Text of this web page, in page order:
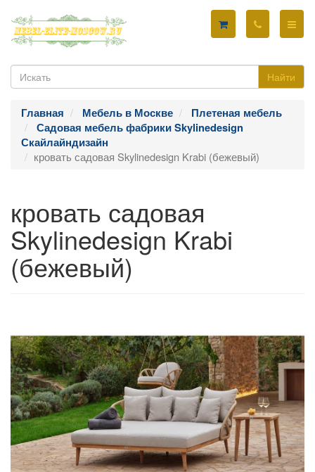
Найти
Главная Мебель в Москве
Плетеная мебель
Садовая мебель фабрики Skylinedesign
Скайлайндизайн
кровать садовая Skylinedesign Krabi (бежевый)
кровать садовая
Skylinedesign Krabi
(бежевый)